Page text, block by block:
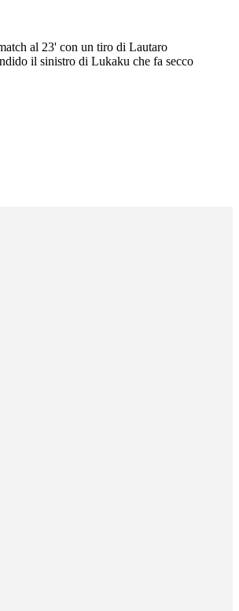
al 23' con un tiro di Lautaro
il sinistro di Lukaku che fa secco